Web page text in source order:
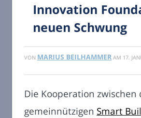
Innovation
neuen Schwung
VON MARIUS BEILHAMMER AM 17.
Die Kooperation zwischen
gemeinnützigen Smart